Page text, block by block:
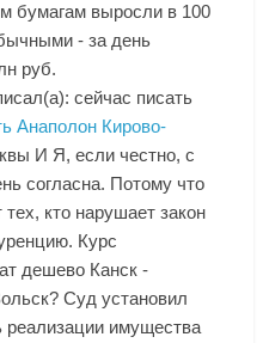
бумагам выросли в 100
- за день
руб.
сейчас писать
Анаполон Кирово-
И Я, если честно, с
согласна. Потому что
кто нарушает закон
Курс
дешево Канск -
Суд установил
реализации имущества